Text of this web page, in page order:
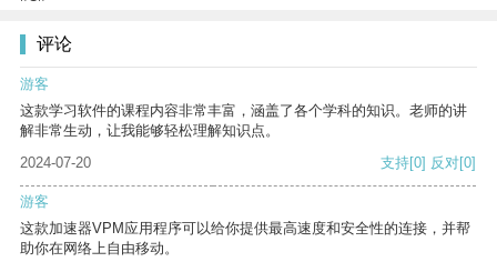
评论
游客
这款学习软件的课程内容非常丰富，涵盖了各个学科的知识。老师的讲
解非常生动，让我能够轻松理解知识点。
2024-07-20
支持[0] 反对[0]
游客
这款加速器VPM应用程序可以给你提供最高速度和安全性的连接，并帮
助你在网络上自由移动。